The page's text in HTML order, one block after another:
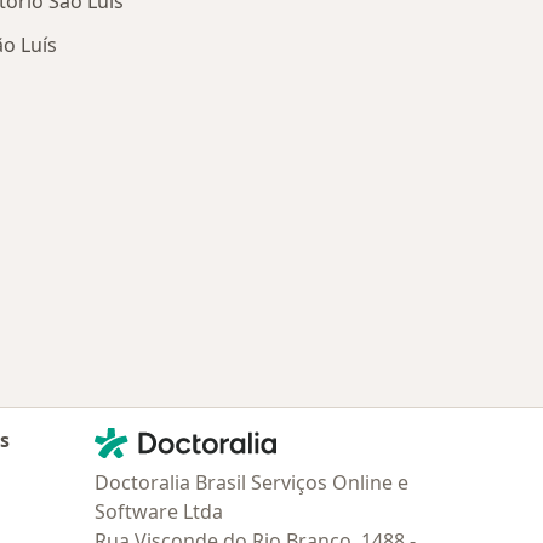
Luís
Contato
Doctoralia - Homepage
Doctoralia Brasil Serviços Online e
Software Ltda